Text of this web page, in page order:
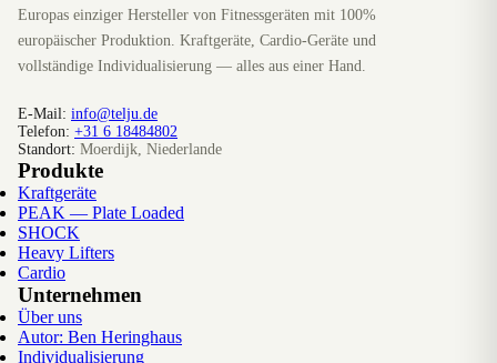
Europas einziger Hersteller von Fitnessgeräten mit 100%
europäischer Produktion. Kraftgeräte, Cardio-Geräte und
vollständige Individualisierung — alles aus einer Hand.
E-Mail: info@telju.de
Telefon: +31 6 18484802
Standort: Moerdijk, Niederlande
Produkte
Kraftgeräte
PEAK — Plate Loaded
SHOCK
Heavy Lifters
Cardio
Unternehmen
Über uns
Autor: Ben Heringhaus
Individualisierung